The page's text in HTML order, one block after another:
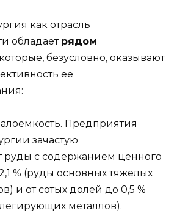
как отрасль
обладает рядом
безусловно, оказывают
ее
Предприятия
зачастую
руды с содержанием ценного
% (руды основных тяжелых
и от сотых долей до 0,5 %
металлов).